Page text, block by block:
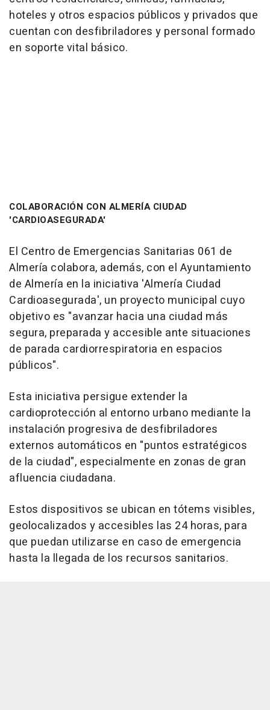
hoteles y otros espacios públicos y privados que
cuentan con desfibriladores y personal formado
en soporte vital básico.
COLABORACIÓN CON ALMERÍA CIUDAD
'CARDIOASEGURADA'
El Centro de Emergencias Sanitarias 061 de
Almería colabora, además, con el Ayuntamiento
de Almería en la iniciativa 'Almería Ciudad
Cardioasegurada', un proyecto municipal cuyo
objetivo es "avanzar hacia una ciudad más
segura, preparada y accesible ante situaciones
de parada cardiorrespiratoria en espacios
públicos".
Esta iniciativa persigue extender la
cardioprotección al entorno urbano mediante la
instalación progresiva de desfibriladores
externos automáticos en "puntos estratégicos
de la ciudad", especialmente en zonas de gran
afluencia ciudadana.
Estos dispositivos se ubican en tótems visibles,
geolocalizados y accesibles las 24 horas, para
que puedan utilizarse en caso de emergencia
hasta la llegada de los recursos sanitarios.